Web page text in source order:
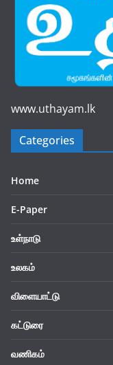
www.uthayam.lk
Categories
Home
E-Paper
உள்நாடு
உலகம்
விளையாட்டு
கட்டுரை
வணிகம்